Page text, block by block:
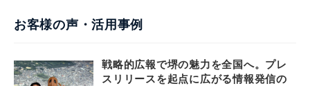
お客様の声・活用事例
戦略的広報で堺の魅力を全国へ。プレ
スリリースを起点に広がる情報発信の